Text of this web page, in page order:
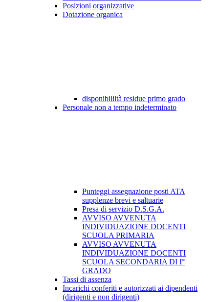
Posizioni organizzative
Dotazione organica
disponibililtà residue primo grado
Personale non a tempo indeterminato
Punteggi assegnazione posti ATA
supplenze brevi e saltuarie
Presa di servizio D.S.G.A.
AVVISO AVVENUTA
INDIVIDUAZIONE DOCENTI
SCUOLA PRIMARIA
AVVISO AVVENUTA
INDIVIDUAZIONE DOCENTI
SCUOLA SECONDARIA DI I°
GRADO
Tassi di assenza
Incarichi conferiti e autorizzati ai dipendenti
(dirigenti e non dirigenti)